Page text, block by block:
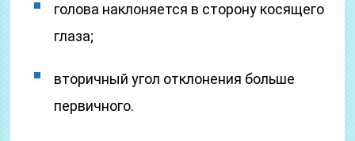
голова наклоняется в сторону косящего
глаза;
вторичный угол отклонения больше
первичного.